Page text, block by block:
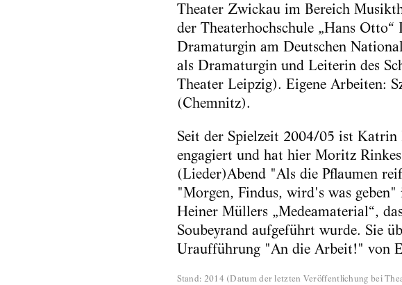
Theater Zwickau im Bereich
der Theaterhochschule „Hans
Dramaturgin am Deutschen
als Dramaturgin und Leiterin des
Theater Leipzig). Eigene Arbeiten:
(Chemnitz).
Seit der Spielzeit 2004/05 ist Katrin
engagiert und hat hier Moritz
(Lieder)Abend "Als die Pflaumen
"Morgen, Findus, wird's was
Heiner Müllers „Medeamaterial“,
Soubeyrand aufgeführt wurde. Sie
Uraufführung "An die Arbeit!" von
Stand: 2014 (Datum der letzten Veröffentlichung bei